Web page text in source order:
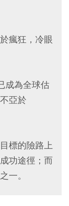
瘋狂，冷眼
成為全球估
亞於
標的險路上
功途徑；而
一。